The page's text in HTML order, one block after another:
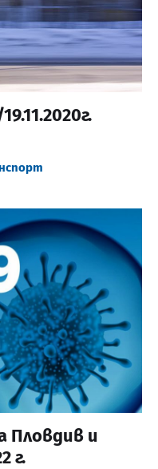
Пловдив и
г.